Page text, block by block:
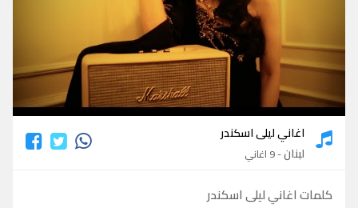
كلمات اغاني ليلى اسكندر
اغاني ليلى اسكندر
لبنان- 9 اغاني
كلمات اغاني ليلى اسكندر